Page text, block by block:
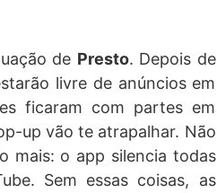
de Presto. Depois de
livre de anúncios em
ficaram com partes em
up vão te atrapalhar. Não
mais: o app silencia todas
Sem essas coisas, as